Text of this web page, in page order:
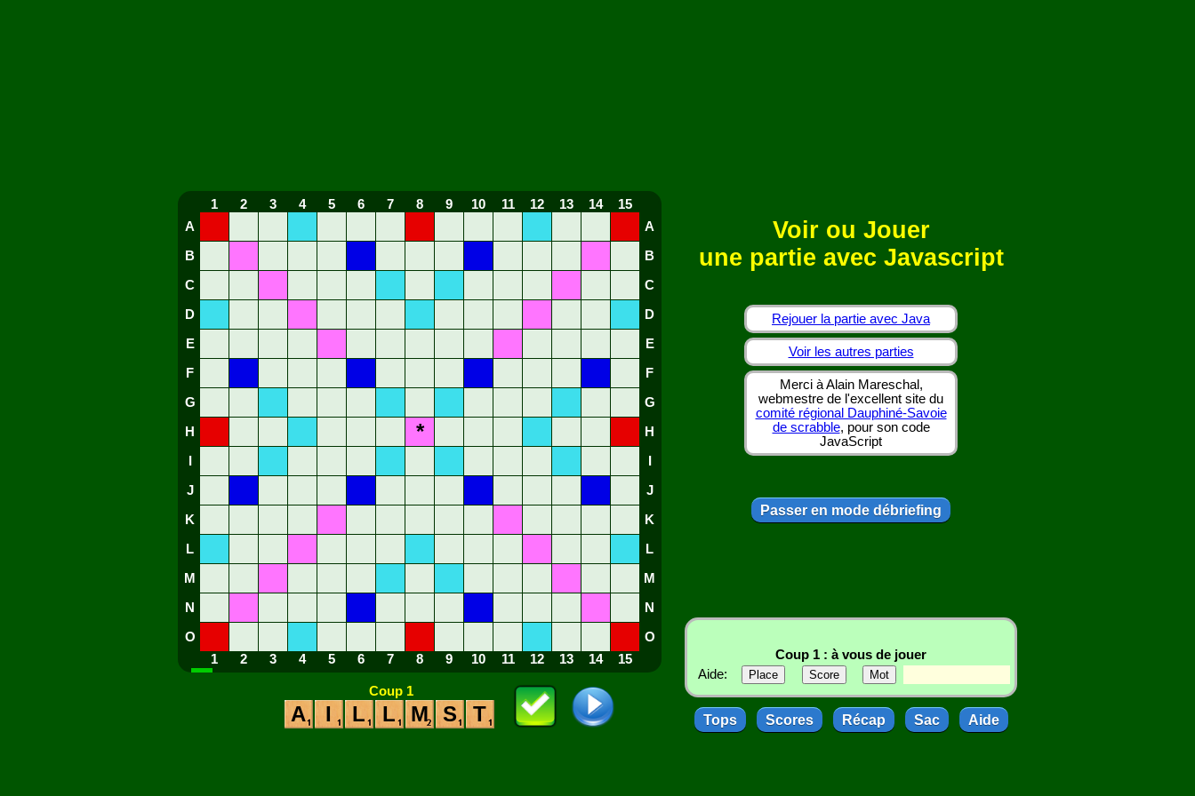
1 2 3 4 5 6 7 8 9 10 11 12 13 14
15
A
A
B B
C C
D D
E E
F F
G G
H * H
J J
K K
L L
M M
N N
O
O
1
2 3 4 5 6 7 8 9 10 11 12 13 14 15
Coup 1
A I L L M S T
Voir ou Jouer
une partie avec Javascript
Rejouer la partie avec Java
Voir les autres parties
Merci à Alain Mareschal,
webmestre de l'excellent site du
comité régional Dauphiné-Savoie
de scrabble, pour son code
JavaScript
Passer en mode débriefing
Coup 1 : à vous de jouer
Aide:
Tops Scores Récap Sac Aide